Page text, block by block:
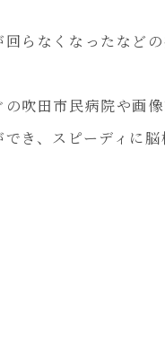
回らなくなったなど
の吹田市民病院や画
でき、スピーディに